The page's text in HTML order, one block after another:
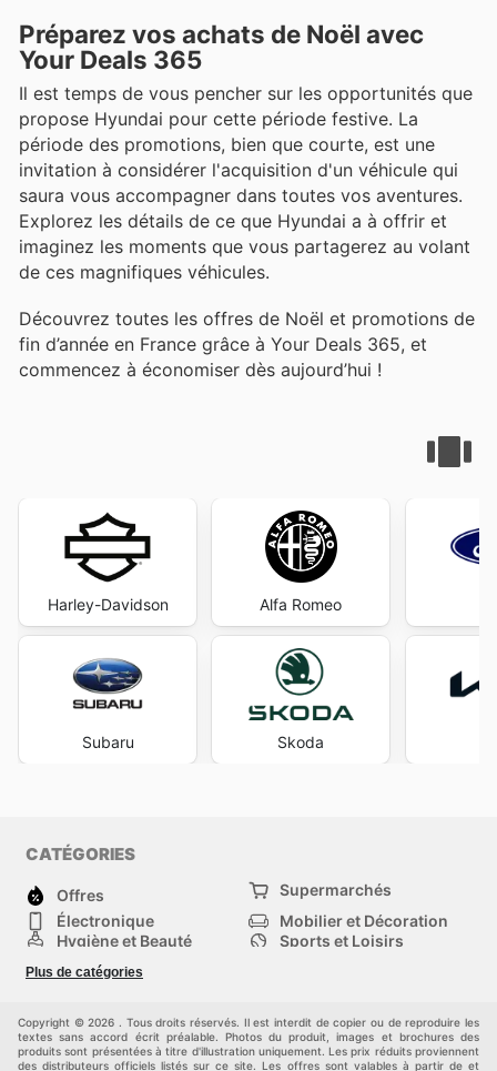
Préparez vos achats de Noël avec
Your Deals 365
Il est temps de vous pencher sur les opportunités que
propose Hyundai pour cette période festive. La
période des promotions, bien que courte, est une
invitation à considérer l'acquisition d'un véhicule qui
saura vous accompagner dans toutes vos aventures.
Explorez les détails de ce que Hyundai a à offrir et
imaginez les moments que vous partagerez au volant
de ces magnifiques véhicules.
Découvrez toutes les offres de Noël et promotions de
fin d’année en France grâce à Your Deals 365, et
commencez à économiser dès aujourd’hui !
Harley-Davidson
Subaru
Alfa Romeo
Skoda
CATÉGORIES
Offres
Supermarchés
Électronique
Mobilier et Décoration
Hygiène et Beauté
Sports et Loisirs
Mode
Animalerie
maison
Plus de catégories
Copyright © 2026 . Tous droits réservés. Il est interdit de copier ou de reproduire les
textes sans accord écrit préalable. Photos du produit, images et brochures des
produits sont présentées à titre d'illustration uniquement. Les prix réduits proviennent
des distributeurs officiels listés sur ce site. Les offres sont valables à partir de et